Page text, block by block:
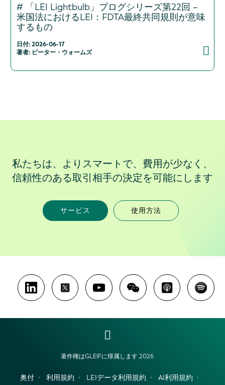
# 「LEI Lightbulb」ブログシリーズ第22回 –
米国法におけるLEI：FDTA最終共同規則が意味
するもの
日付: 2026-06-17
著者: ピーター・ウォームズ
私たちは、よりスマートで、費用が少なく、
信頼性のある取引相手の決定を可能にします
サービス 使用方法
著作権はGLEIFに帰属します 2026
奥付 利用規約 LEIデータ利用規約 AI利用規約